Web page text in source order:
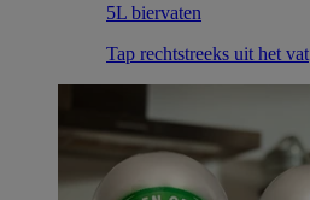
5L biervaten
Tap rechtstreeks uit het vat